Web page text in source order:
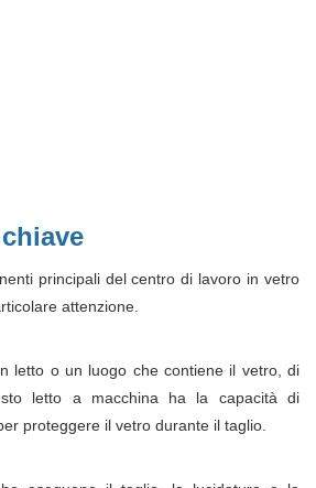
principali del centro di lavoro in vetro
attenzione.
letto o un luogo che contiene il vetro, di
letto a macchina ha la capacità di
proteggere il vetro durante il taglio.